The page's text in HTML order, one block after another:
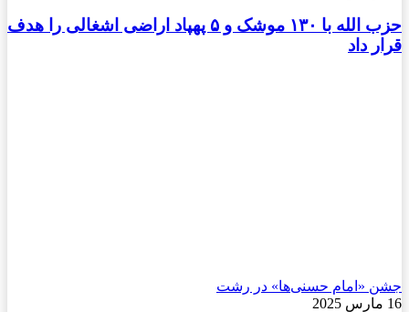
حزب الله با ۱۳۰ موشک و ۵ پهپاد اراضی اشغالی را هدف
قرار داد
جشن «امام حسنی‌ها» در رشت
16 مارس 2025